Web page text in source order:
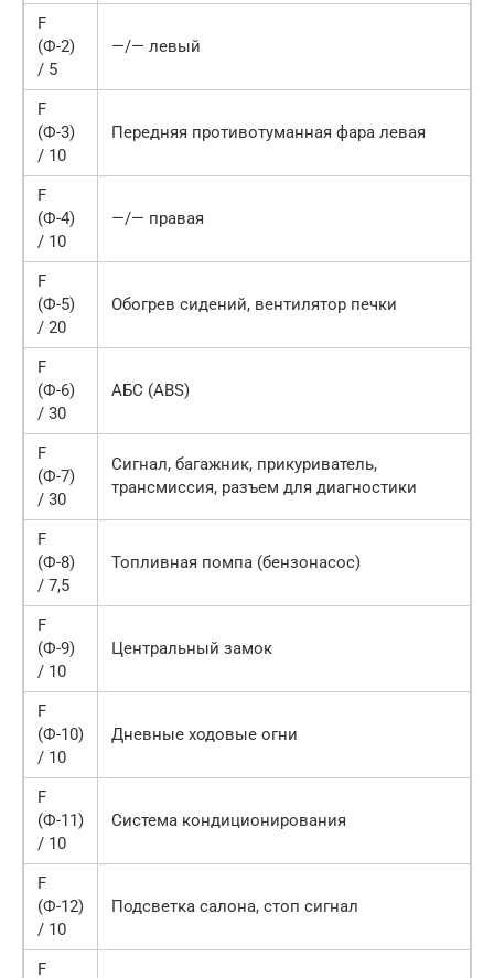
F
(Ф-2)
/ 5
—/— левый
F
(Ф-3)
/ 10
Передняя противотуманная фара левая
F
(Ф-4)
/ 10
—/— правая
F
(Ф-5)
/ 20
Обогрев сидений, вентилятор печки
F
(Ф-6)
/ 30
АБС (ABS)
F
(Ф-7)
/ 30
Сигнал, багажник, прикуриватель,
трансмиссия, разъем для диагностики
F
(Ф-8)
/ 7,5
Топливная помпа (бензонасос)
F
(Ф-9)
/ 10
Центральный замок
F
(Ф-10)
/ 10
Дневные ходовые огни
F
(Ф-11)
/ 10
Система кондиционирования
F
(Ф-12)
/ 10
Подсветка салона, стоп сигнал
F